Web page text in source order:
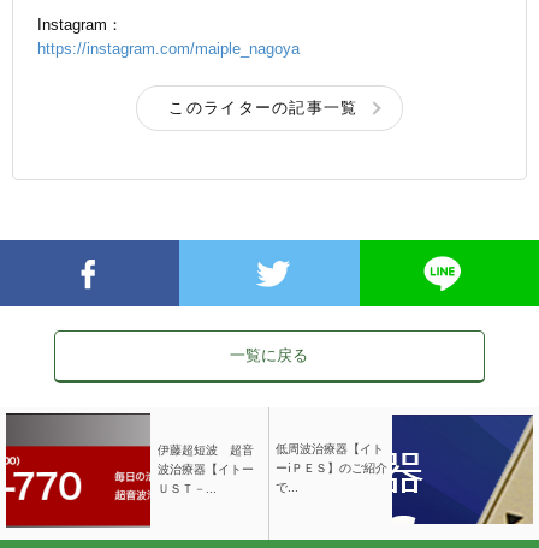
Instagram：
https://instagram.com/maiple_nagoya
このライターの記事一覧
一覧に戻る
伊藤超短波 超音
波治療器【イトー
ＵＳＴ－...
低周波治療器【イト
ーⅰＰＥＳ】のご紹介
で...